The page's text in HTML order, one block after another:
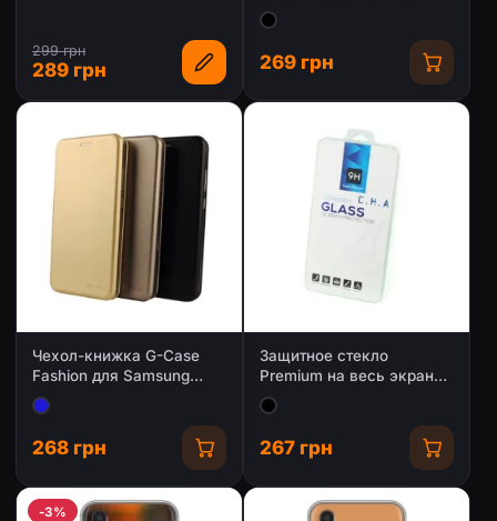
299 грн
289 грн
Galaxy A01
269 грн
Чехол-книжка G-Case
Fashion для Samsung
Galaxy A01/ A015
268 грн
Защитное стекло
Premium на весь экран
для Samsung Galaxy A01
267 грн
-3%